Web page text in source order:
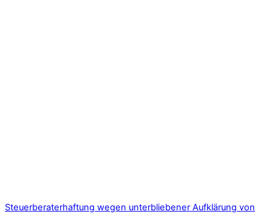
Steuerberaterhaftung wegen unterbliebener Aufklärung von